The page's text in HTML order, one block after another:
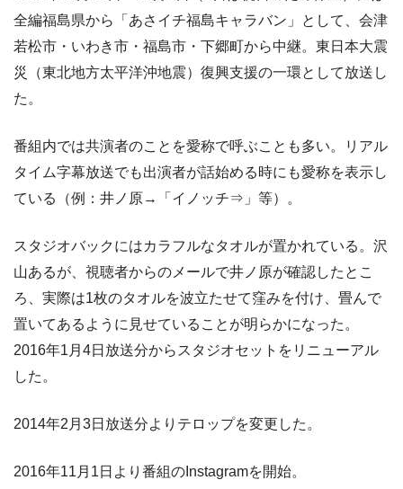
全編福島県から「あさイチ福島キャラバン」として、会津
若松市・いわき市・福島市・下郷町から中継。東日本大震
災（東北地方太平洋沖地震）復興支援の一環として放送し
た。
番組内では共演者のことを愛称で呼ぶことも多い。リアル
タイム字幕放送でも出演者が話始める時にも愛称を表示し
ている（例：井ノ原→「イノッチ⇒」等）。
スタジオバックにはカラフルなタオルが置かれている。沢
山あるが、視聴者からのメールで井ノ原が確認したとこ
ろ、実際は1枚のタオルを波立たせて窪みを付け、畳んで
置いてあるように見せていることが明らかになった。
2016年1月4日放送分からスタジオセットをリニューアル
した。
2014年2月3日放送分よりテロップを変更した。
2016年11月1日より番組のInstagramを開始。